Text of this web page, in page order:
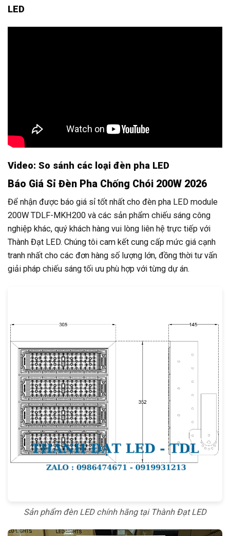
LED
Video: So sánh các loại đèn pha LED
Báo Giá Sỉ Đèn Pha Chống Chói 200W 2026
Để nhận được báo giá sỉ tốt nhất cho đèn pha LED module
200W TDLF-MKH200 và các sản phẩm chiếu sáng công
nghiệp khác, quý khách hàng vui lòng liên hệ trực tiếp với
Thành Đạt LED. Chúng tôi cam kết cung cấp mức giá cạnh
tranh nhất cho các đơn hàng số lượng lớn, đồng thời tư vấn
giải pháp chiếu sáng tối ưu phù hợp với từng dự án.
Sản phẩm đèn LED chính hãng tại Thành Đạt LED